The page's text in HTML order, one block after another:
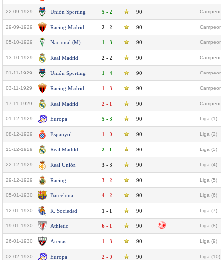
22-09-1929 Unión Sporting 5 - 2 90
29-09-1929 Racing Madrid 2 - 2 90
05-10-1929 Nacional (M) 1 - 3 90
13-10-1929 Real Madrid 2 - 2 90
01-11-1929 Unión Sporting 1 - 4 90
03-11-1929 Racing Madrid 1 - 3 90
17-11-1929 Real Madrid 2 - 1 90
01-12-1929 Europa 5 - 3 90 Liga (1)
08-12-1929 Espanyol 1 - 0 90 Liga (2)
15-12-1929 Real Madrid 2 - 1 90 Liga (3)
22-12-1929 Real Unión 3 - 3 90 Liga (4)
29-12-1929 Racing 3 - 2 90 Liga (5)
05-01-1930 Barcelona 4 - 2 90 Liga (6)
12-01-1930 R. Sociedad 1 - 1 90 Liga (7)
19-01-1930 Athletic 6 - 1 90 Liga (8)
26-01-1930 Arenas 1 - 3 90 Liga (9)
02-02-1930 Europa 2 - 0 90 Liga (10)